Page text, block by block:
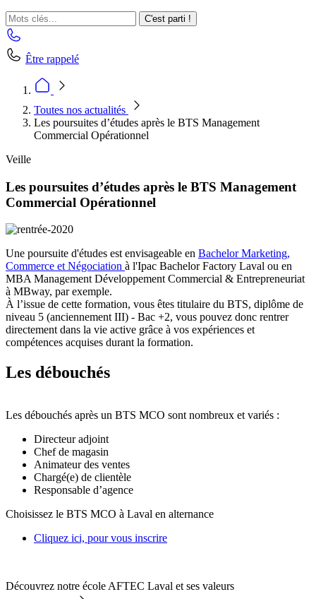
C'est parti !
Être rappelé
Toutes nos actualités
Les poursuites d’études après le BTS Management
Commercial Opérationnel
Veille
Les poursuites d’études après le BTS Management
Commercial Opérationnel
Une poursuite d'études est envisageable en Bachelor Marketing,
Commerce et Négociation à l'Ipac Bachelor Factory Laval ou en
MBA Management Développement Commercial & Entrepreneuriat
à MBway, par exemple.
À l’issue de cette formation, vous êtes titulaire du BTS, diplôme de
niveau 5 (anciennement III) - Bac +2, vous pouvez donc rentrer
directement dans la vie active grâce à vos expériences et
compétences acquises durant la formation.
Les débouchés
Les débouchés après un BTS MCO sont nombreux et variés :
Directeur adjoint
Chef de magasin
Animateur des ventes
Chargé(e) de clientèle
Responsable d’agence
Choisissez le BTS MCO à Laval en alternance
Cliquez ici, pour vous inscrire
Découvrez notre école AFTEC Laval et ses valeurs